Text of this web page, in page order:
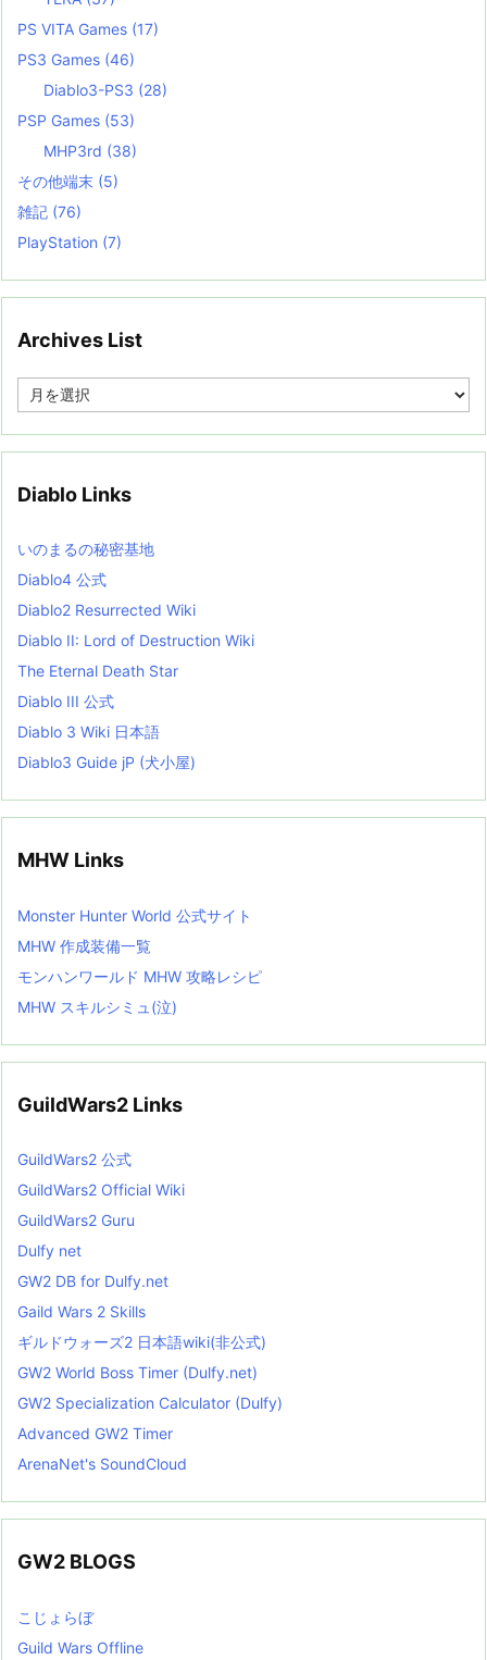
PS VITA Games (17)
PS3 Games (46)
Diablo3-PS3 (28)
PSP Games (53)
MHP3rd (38)
その他端末 (5)
雑記 (76)
PlayStation (7)
Archives List
e
i
s
t
Diablo Links
いのまるの秘密基地
Diablo4 公式
Diablo2 Resurrected Wiki
Diablo II: Lord of Destruction Wiki
The Eternal Death Star
Diablo III 公式
Diablo 3 Wiki 日本語
Diablo3 Guide jP (犬小屋)
MHW Links
Monster Hunter World 公式サイト
MHW 作成装備一覧
モンハンワールド MHW 攻略レシピ
MHW スキルシミュ(泣)
GuildWars2 Links
GuildWars2 公式
GuildWars2 Official Wiki
GuildWars2 Guru
Dulfy net
GW2 DB for Dulfy.net
Gaild Wars 2 Skills
ギルドウォーズ2 日本語wiki(非公式)
GW2 World Boss Timer (Dulfy.net)
GW2 Specialization Calculator (Dulfy)
Advanced GW2 Timer
ArenaNet's SoundCloud
GW2 BLOGS
こじょらぼ
Guild Wars Offline